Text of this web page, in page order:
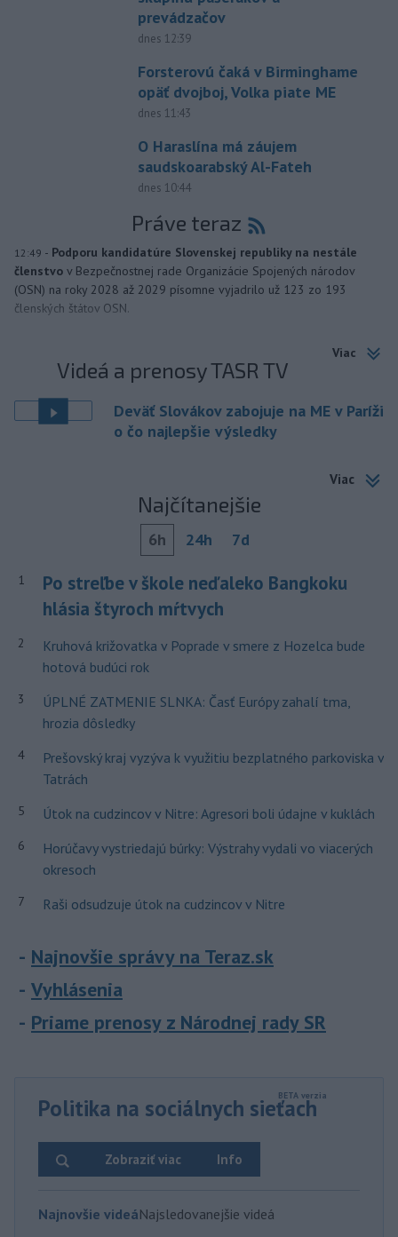
prevádzačov
dnes 12:39
Forsterovú čaká v Birminghame
opäť dvojboj, Volka piate ME
dnes 11:43
O Haraslína má záujem
saudskoarabský Al-Fateh
dnes 10:44
Práve teraz
12:49 - Podporu kandidatúre Slovenskej republiky na nestále
členstvo v Bezpečnostnej rade Organizácie Spojených národov
(OSN) na roky 2028 až 2029 písomne vyjadrilo už 123 zo 193
členských štátov OSN.
Viac
Videá a prenosy TASR TV
Deväť Slovákov zabojuje na ME v Paríži
o čo najlepšie výsledky
Viac
Najčítanejšie
6h 24h 7d
1
Po streľbe v škole neďaleko Bangkoku
hlásia štyroch mŕtvych
2
Kruhová križovatka v Poprade v smere z Hozelca bude
hotová budúci rok
3
ÚPLNÉ ZATMENIE SLNKA: Časť Európy zahalí tma,
hrozia dôsledky
4
Prešovský kraj vyzýva k využitiu bezplatného parkoviska v
Tatrách
5 Útok na cudzincov v Nitre: Agresori boli údajne v kuklách
6
Horúčavy vystriedajú búrky: Výstrahy vydali vo viacerých
okresoch
7 Raši odsudzuje útok na cudzincov v Nitre
Najnovšie správy na Teraz.sk
Vyhlásenia
Priame prenosy z Národnej rady SR
Politika na sociálnych sieťach
Info
Zobraziť viac
Najnovšie videáNajsledovanejšie videá